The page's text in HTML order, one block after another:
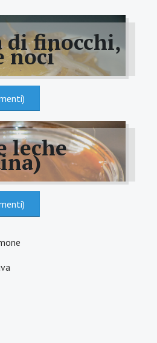
di finocchi,
noci
leche